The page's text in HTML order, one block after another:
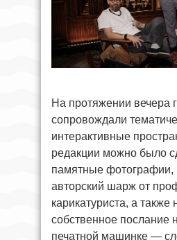
На протяжении вечера
сопровождали
интерактивные
редакции можно было
памятные фотографии,
авторский шарж от
карикатуриста, а также
собственное послание
печатной машинке —